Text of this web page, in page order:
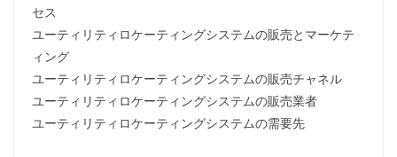
セス
ユーティリティロケーティングシステムの販売とマーケテ
ィング
ユーティリティロケーティングシステムの販売チャネル
ユーティリティロケーティングシステムの販売業者
ユーティリティロケーティングシステムの需要先